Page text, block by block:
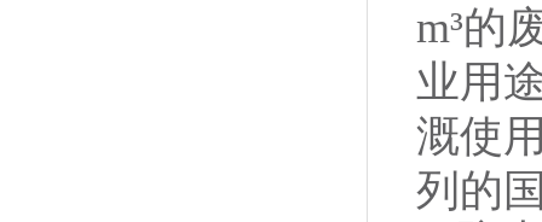
m³的
业用
溉使
列的